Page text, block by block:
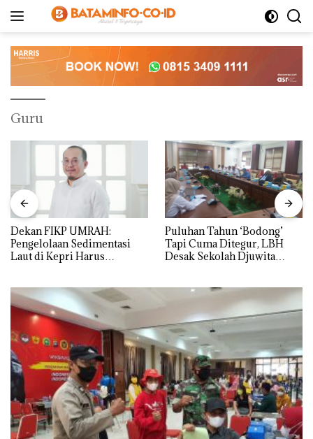
Guru
Dekan FIKP UMRAH:
Pengelolaan Sedimentasi
Laut di Kepri Harus
dengan Konservasi
Puluhan Tahun ‘Bodong’
Tapi Cuma Ditegur, LBH
Desak Sekolah Djuwita